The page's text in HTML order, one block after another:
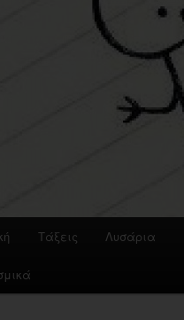
Τάξεις Λυσάρια